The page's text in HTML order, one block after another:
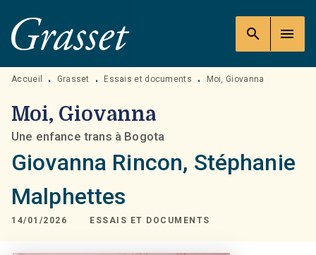
MENU RECHERCHE
PIED DE PAGE
search menu
Accueil • Grasset • Essais et documents • Moi, Giovanna
Moi, Giovanna
Une enfance trans à Bogota
Giovanna Rincon, Stéphanie
Malphettes
14/01/2026 ESSAIS ET DOCUMENTS